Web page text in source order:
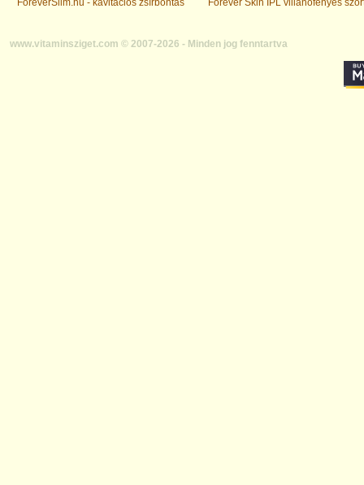
ForeverSlim.hu - kavitációs zsírbontás Forever Skin IPL villanófényes
www.vitaminsziget.com © 2007-2026 - Minden jog fenntartva